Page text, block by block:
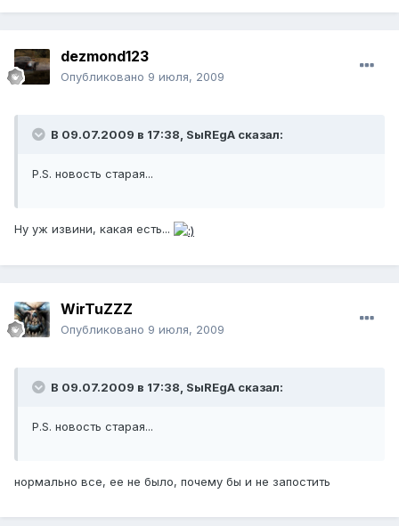
dezmond123
Опубликовано 9 июля, 2009
В 09.07.2009 в 17:38, SыREgA сказал:
P.S. новость старая...
Ну уж извини, какая есть...
WirTuZZZ
Опубликовано 9 июля, 2009
В 09.07.2009 в 17:38, SыREgA сказал:
P.S. новость старая...
нормально все, ее не было, почему бы и не запостить